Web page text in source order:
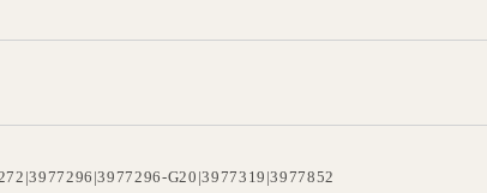
G20|3977319|3977852